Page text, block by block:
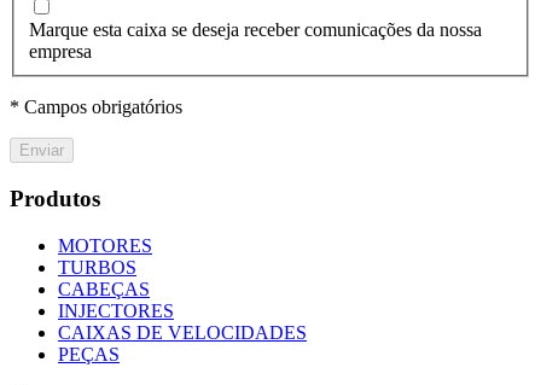
Marque esta caixa se deseja receber comunicações da nossa
empresa
* Campos obrigatórios
Enviar
Produtos
MOTORES
TURBOS
CABEÇAS
INJECTORES
CAIXAS DE VELOCIDADES
PEÇAS